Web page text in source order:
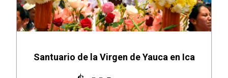
Santuario de la Virgen de Yauca en Ica